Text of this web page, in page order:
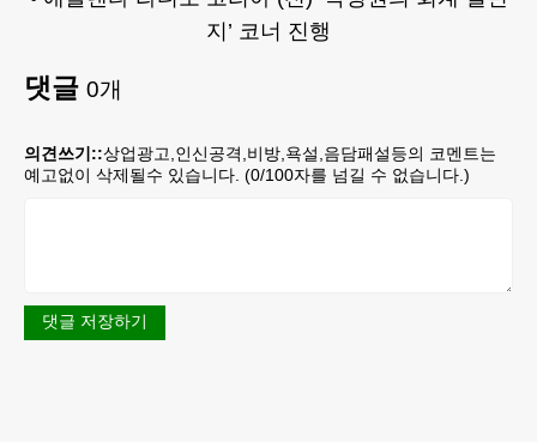
지’ 코너 진행
댓글 0개
의견쓰기::상업광고,인신공격,비방,욕설,음담패설등의 코멘트는
예고없이 삭제될수 있습니다. (0/100자를 넘길 수 없습니다.)
댓글 저장하기